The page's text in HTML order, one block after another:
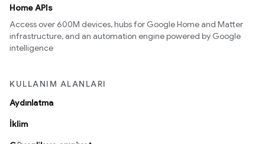
Home APIs
Access over 600M devices, hubs for Google Home and Matter
infrastructure, and an automation engine powered by Google
intelligence
KULLANIM ALANLARI
Aydınlatma
İklim